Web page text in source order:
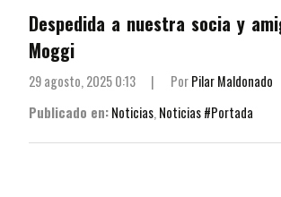
Despedida a nuestra socia y
Moggi
29 agosto, 2025 0:13 | PorPilar Maldonado
Publicado en:Noticias, Noticias #Portada